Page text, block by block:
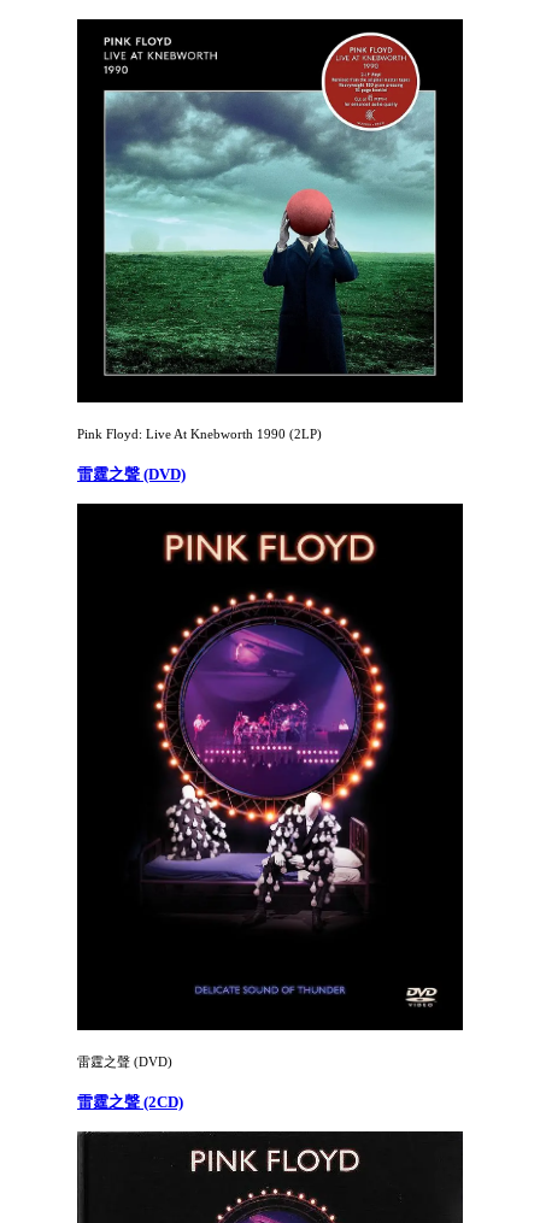
Pink Floyd: Live At Knebworth 1990 (2LP)
雷霆之聲 (DVD)
雷霆之聲 (DVD)
雷霆之聲 (2CD)